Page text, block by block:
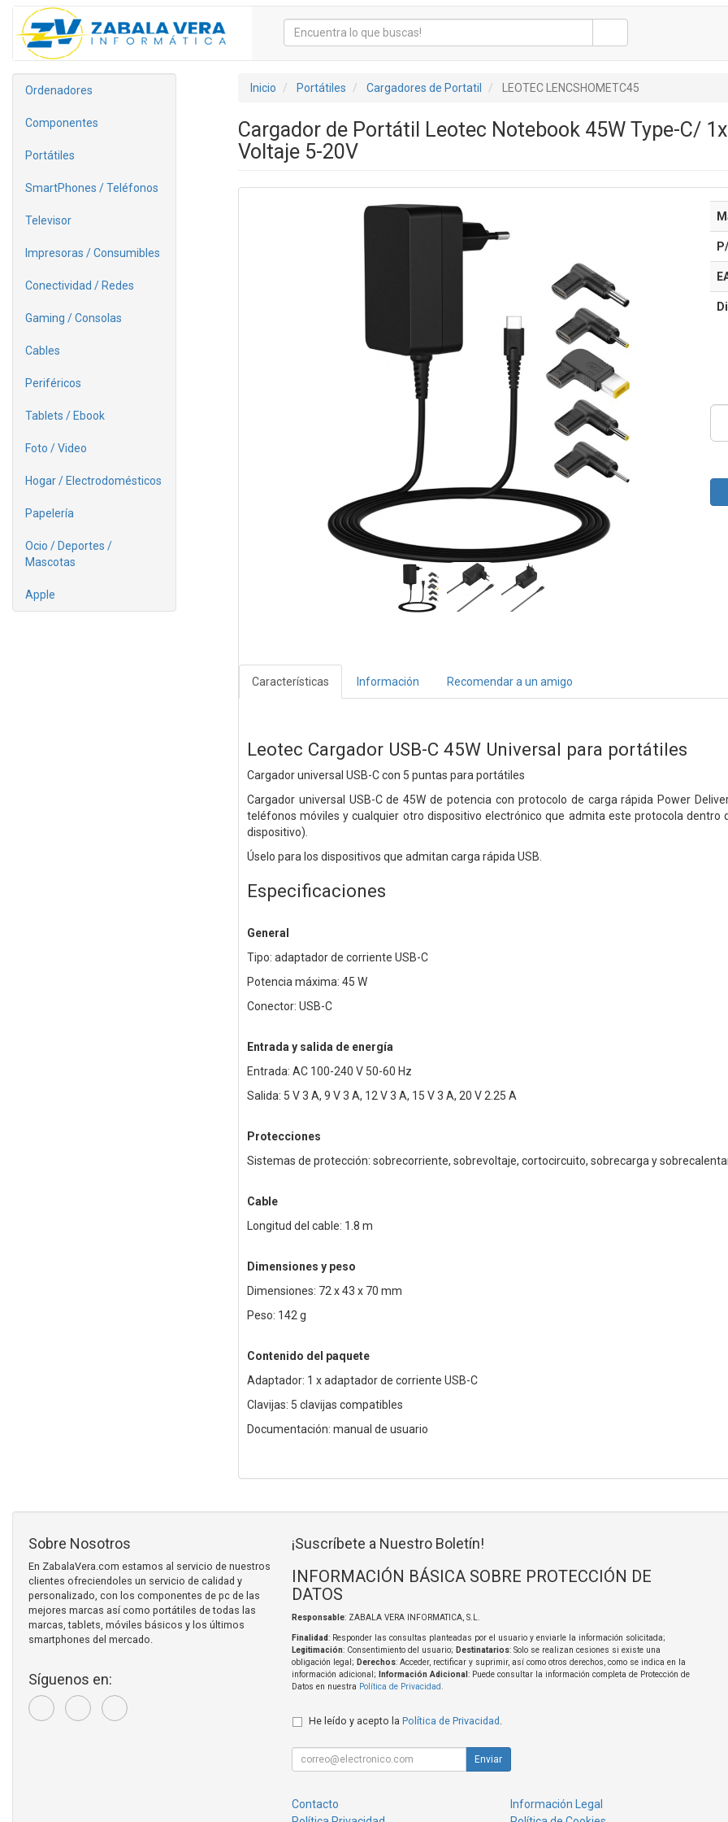
Ordenadores
Componentes
Portátiles
SmartPhones / Teléfonos
Televisor
Impresoras / Consumibles
Conectividad / Redes
Gaming / Consolas
Cables
Periféricos
Tablets / Ebook
Foto / Video
Hogar / Electrodomésticos
Papelería
Ocio / Deportes /
Mascotas
Apple
Inicio Portátiles Cargadores de Portatil LEOTEC LENCSHOMETC45
Cargador de Portátil Leotec Notebook 45W Type-C/
Voltaje 5-20V
Características Información Recomendar a un amigo
Leotec Cargador USB-C 45W Universal para portátiles
Cargador universal USB-C con 5 puntas para portátiles
Cargador universal USB-C de 45W de potencia con protocolo de carga rápida Power
teléfonos móviles y cualquier otro dispositivo electrónico que admita este protocola dentro
dispositivo).
Úselo para los dispositivos que admitan carga rápida USB.
Especificaciones
General
Tipo: adaptador de corriente USB-C
Potencia máxima: 45 W
Conector: USB-C
Entrada y salida de energía
Entrada: AC 100-240 V 50-60 Hz
Salida: 5 V 3 A, 9 V 3 A, 12 V 3 A, 15 V 3 A, 20 V 2.25 A
Protecciones
Sistemas de protección: sobrecorriente, sobrevoltaje, cortocircuito, sobrecarga y
Cable
Longitud del cable: 1.8 m
Dimensiones y peso
Dimensiones: 72 x 43 x 70 mm
Peso: 142 g
Contenido del paquete
Adaptador: 1 x adaptador de corriente USB-C
Clavijas: 5 clavijas compatibles
Documentación: manual de usuario
Sobre Nosotros
En ZabalaVera.com estamos al servicio de nuestros
clientes ofreciendoles un servicio de calidad y
personalizado, con los componentes de pc de las
mejores marcas así como portátiles de todas las
marcas, tablets, móviles básicos y los últimos
smartphones del mercado.
Síguenos en:
¡Suscríbete a Nuestro Boletín!
INFORMACIÓN BÁSICA SOBRE PROTECCIÓN DE
DATOS
Responsable: ZABALA VERA INFORMATICA, S.L.
Finalidad: Responder las consultas planteadas por el usuario y enviarle la información solicitada;
Legitimación: Consentimiento del usuario; Destinatarios: Solo se realizan cesiones si existe una
obligación legal; Derechos: Acceder, rectificar y suprimir, así como otros derechos, como se indica en la
información adicional;
Información Adicional : Puede consultar la información completa de Protección de
Datos en nuestra Política de Privacidad.
He leído y acepto la Política de Privacidad .
Enviar
Contacto
Información Legal